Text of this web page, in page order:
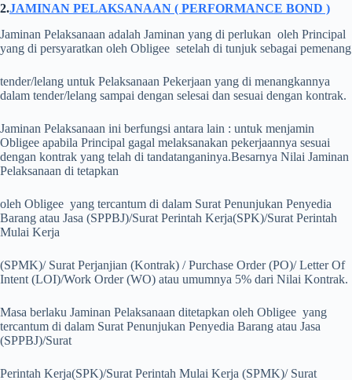
2.JAMINAN PELAKSANAAN ( PERFORMANCE BOND )
Jaminan Pelaksanaan adalah Jaminan yang di perlukan oleh Principal
yang di persyaratkan oleh Obligee setelah di tunjuk sebagai pemenang
tender/lelang untuk Pelaksanaan Pekerjaan yang di menangkannya
dalam tender/lelang sampai dengan selesai dan sesuai dengan kontrak.
Jaminan Pelaksanaan ini berfungsi antara lain : untuk menjamin
Obligee apabila Principal gagal melaksanakan pekerjaannya sesuai
dengan kontrak yang telah di tandatanganinya.Besarnya Nilai Jaminan
Pelaksanaan di tetapkan
oleh Obligee yang tercantum di dalam Surat Penunjukan Penyedia
Barang atau Jasa (SPPBJ)/Surat Perintah Kerja(SPK)/Surat Perintah
Mulai Kerja
(SPMK)/ Surat Perjanjian (Kontrak) / Purchase Order (PO)/ Letter Of
Intent (LOI)/Work Order (WO) atau umumnya 5% dari Nilai Kontrak.
Masa berlaku Jaminan Pelaksanaan ditetapkan oleh Obligee yang
tercantum di dalam Surat Penunjukan Penyedia Barang atau Jasa
(SPPBJ)/Surat
Perintah Kerja(SPK)/Surat Perintah Mulai Kerja (SPMK)/ Surat